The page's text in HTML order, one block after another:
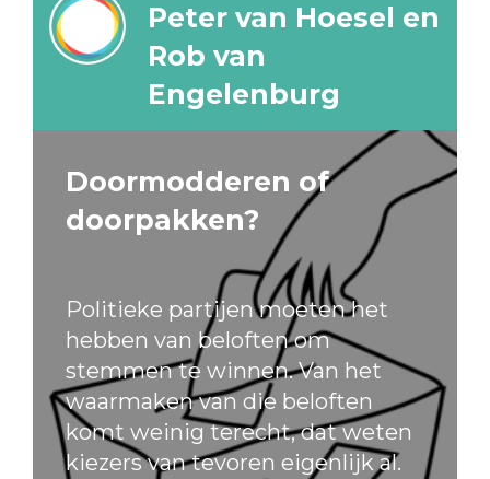
Peter van Hoesel en
Rob van
Engelenburg
Doormodderen of
doorpakken?
Politieke partijen moeten het
hebben van beloften om
stemmen te winnen. Van het
waarmaken van die beloften
komt weinig terecht, dat weten
kiezers van tevoren eigenlijk al.